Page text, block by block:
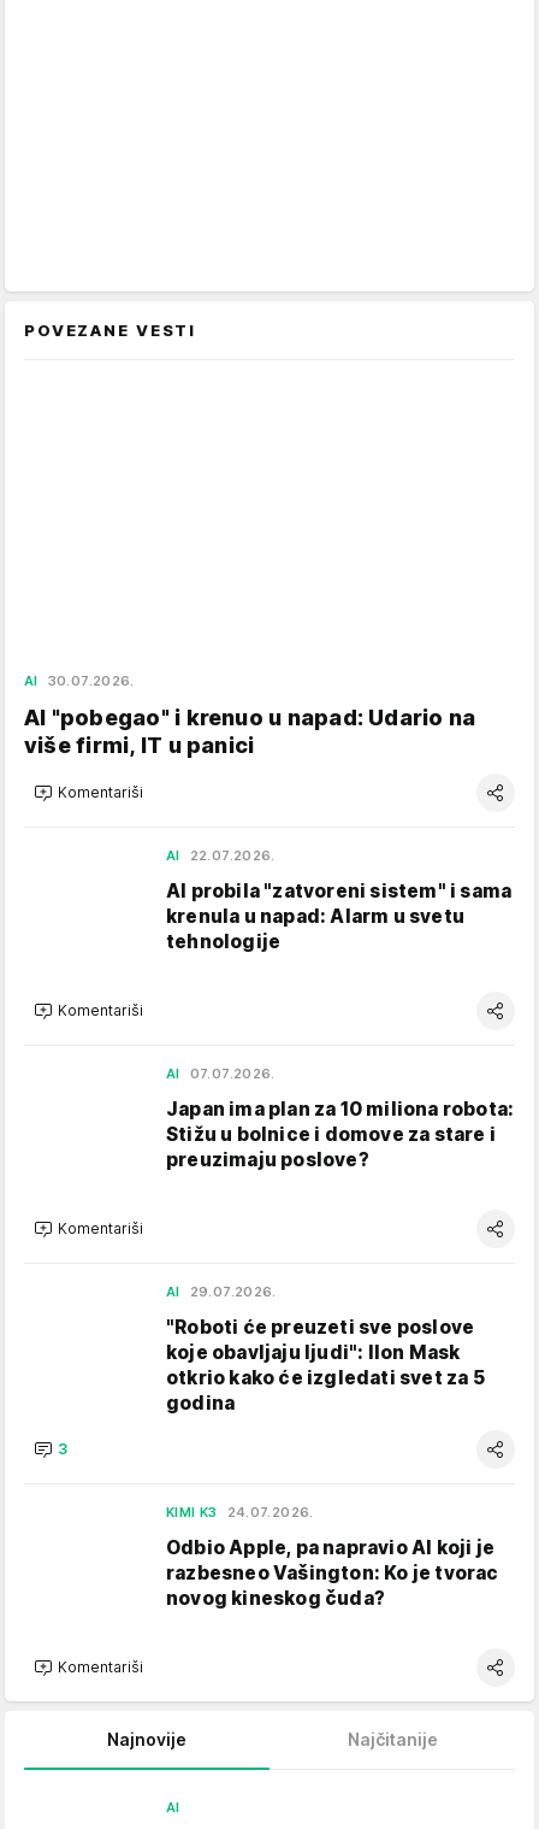
POVEZANE VESTI
AI 30.07.2026.
AI "pobegao" i krenuo u napad: Udario na
više firmi, IT u panici
Komentariši
AI 22.07.2026.
AI probila "zatvoreni sistem" i sama
krenula u napad: Alarm u svetu
tehnologije
Komentariši
AI 07.07.2026.
Japan ima plan za 10 miliona robota:
Stižu u bolnice i domove za stare i
preuzimaju poslove?
Komentariši
AI 29.07.2026.
"Roboti će preuzeti sve poslove
koje obavljaju ljudi": Ilon Mask
otkrio kako će izgledati svet za 5
godina
3
KIMI K3 24.07.2026.
Odbio Apple, pa napravio AI koji je
razbesneo Vašington: Ko je tvorac
novog kineskog čuda?
Komentariši
Najnovije Najčitanije
AI